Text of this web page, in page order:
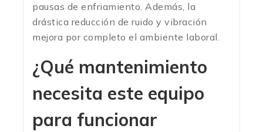
pausas de enfriamiento. Además, la
drástica reducción de ruido y vibración
mejora por completo el ambiente laboral.
¿Qué mantenimiento
necesita este equipo
para funcionar